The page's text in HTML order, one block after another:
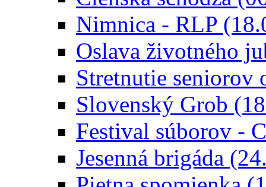
Nimnica - RLP
Oslava životného
Stretnutie seniorov
Slovenský Grob
Festival súborov -
Jesenná brigáda